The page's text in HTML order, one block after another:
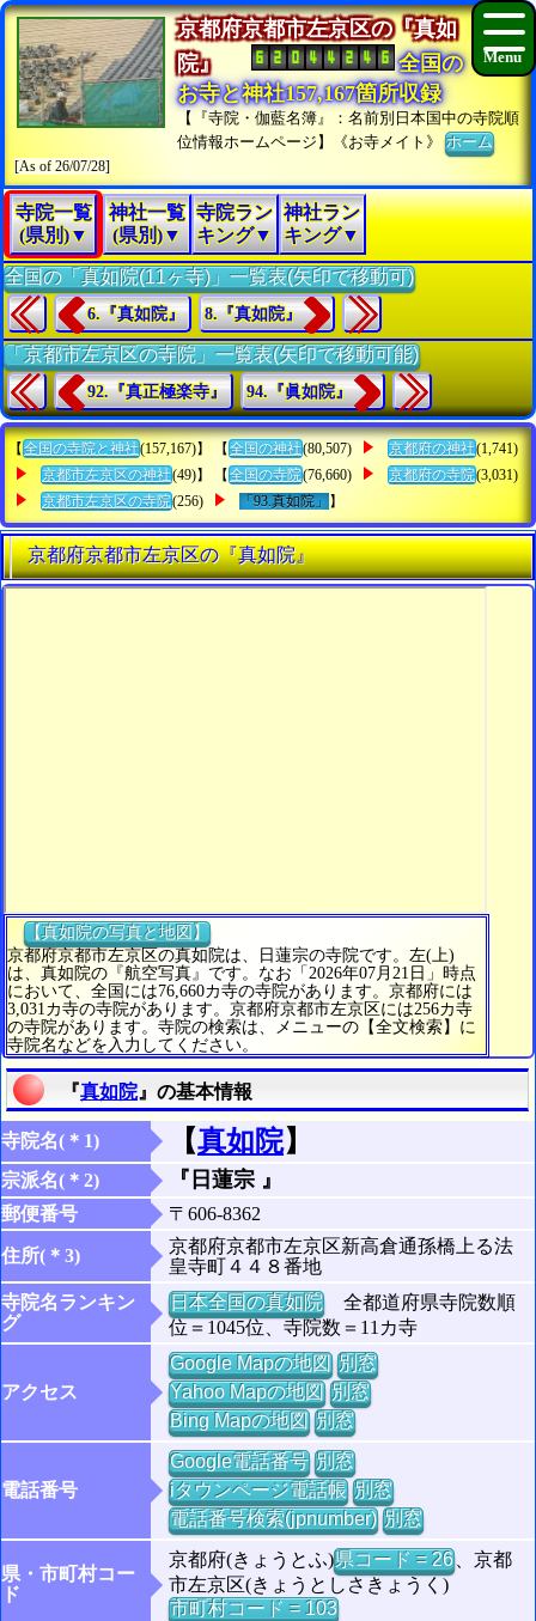
京都府京都市左京区の『真如
院』
全国の
お寺と神社157,167箇所収録
【『寺院・伽藍名簿』：名前別日本国中の寺院順
位情報ホームページ】《お寺メイト》ホーム
[As of 26/07/28]
寺院一覧
(県別)▼
神社一覧
(県別)▼
寺院ラン
キング▼
神社ラン
キング▼
全国の「真如院(11ヶ寺)」一覧表(矢印で移動可)
6.『真如院』 8.『真如院』
「京都市左京区の寺院」一覧表(矢印で移動可能)
92.『真正極楽寺』 94.『眞如院』
【 全国の寺院と神社(157,167)】 【 全国の神社(80,507) 京都府の神社(1,741)
京都市左京区の神社(49)】 【 全国の寺院(76,660) 京都府の寺院(3,031)
京都市左京区の寺院(256) 「93.真如院」 】
京都府京都市左京区の『真如院』
【真如院の写真と地図】
京都府京都市左京区の真如院は、日蓮宗の寺院です。左(上)
は、真如院の『航空写真』です。なお「2026年07月21日」時点
において、全国には76,660カ寺の寺院があります。京都府には
3,031カ寺の寺院があります。京都府京都市左京区には256カ寺
の寺院があります。寺院の検索は、メニューの【全文検索】に
寺院名などを入力してください。
『真如院』の基本情報
寺院名(＊1) 【真如院】
宗派名(＊2) 『日蓮宗 』
郵便番号 〒606-8362
住所(＊3)
京都府京都市左京区新高倉通孫橋上る法
皇寺町４４８番地
寺院名ランキン
グ
日本全国の真如院全都道府県寺院数順
位＝1045位、寺院数＝11カ寺
アクセス
Google Mapの地図 別窓
Yahoo Mapの地図 別窓
Bing Mapの地図 別窓
電話番号
Google電話番号 別窓
iタウンページ電話帳 別窓
電話番号検索(jpnumber) 別窓
県・市町村コー
ド
京都府(きょうとふ)県コード = 26、京都
市左京区(きょうとしさきょうく)
市町村コード = 103